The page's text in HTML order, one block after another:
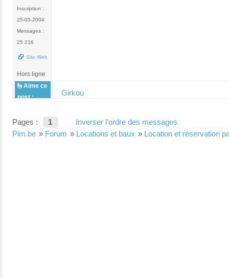
Inscription :
25-05-2004
Messages :
25 216
Site Web
Hors ligne
Aime ce
post :
Girkou
Pages : 1
Inverser l'ordre des messages
Pim.be » Forum » Locations et baux » Location et réservation